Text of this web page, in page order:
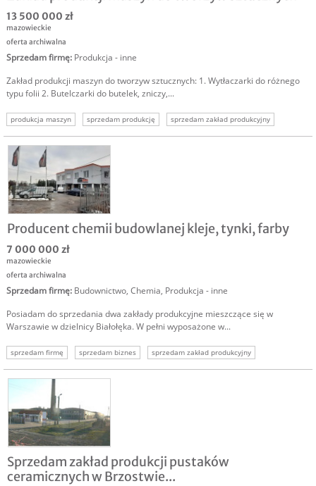
13 500 000 zł
mazowieckie
oferta archiwalna
Sprzedam firmę: Produkcja - inne
Zakład produkcji maszyn do tworzyw sztucznych: 1. Wytłaczarki do różnego
typu folii 2. Butelczarki do butelek, zniczy,...
produkcja maszyn sprzedam produkcję sprzedam zakład produkcyjny
Producent chemii budowlanej kleje, tynki, farby
7 000 000 zł
mazowieckie
oferta archiwalna
Sprzedam firmę: Budownictwo, Chemia, Produkcja - inne
Posiadam do sprzedania dwa zakłady produkcyjne mieszczące się w
Warszawie w dzielnicy Białołęka. W pełni wyposażone w...
sprzedam firmę sprzedam biznes
sprzedam zakład produkcyjny
nieruchomość produkcyjna
Sprzedam zakład produkcji pustaków
ceramicznych w Brzostwie...